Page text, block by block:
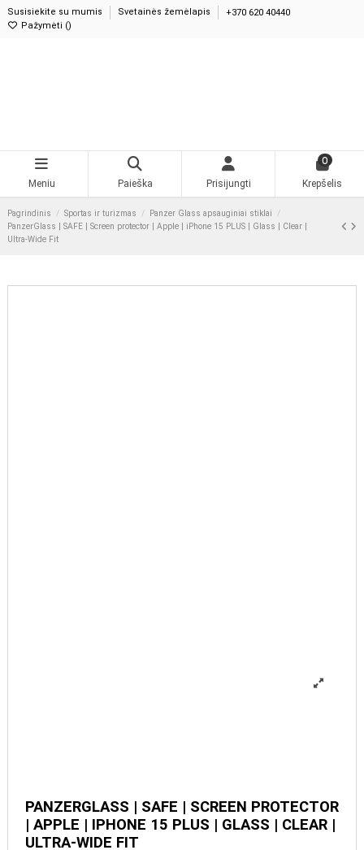
Susisiekite su mumis Svetainės žemėlapis
+370 620 40440
Pažymėti ( 0)
Meniu Paieška Prisijungti
0
Krepšelis
Pagrindinis Sportas ir turizmas
Panzer Glass apsauginiai stiklai
PanzerGlass | SAFE | Screen protector | Apple | iPhone 15 PLUS | Glass | Clear |
Ultra-Wide Fit
PANZERGLASS | SAFE |
SCREEN PROTECTOR |
APPLE | IPHONE 15 PLUS |